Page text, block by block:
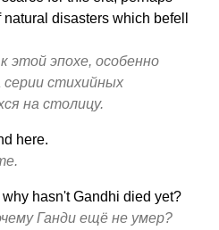
disasters which befell
этой эпохе, особенно
серии стихийных
на столицу.
here.
why hasn't Gandhi died yet?
Ганди ещё не умер?